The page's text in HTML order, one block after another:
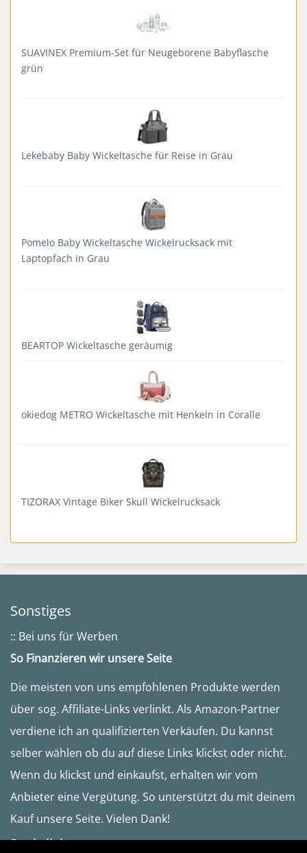
SUAVINEX Premium-Set für Neugeborene Babyflasche
grün
Lekebaby Baby Wickeltasche für Reise in Grau
Pomelo Baby Wickeltasche Wickelrucksack mit
Laptopfach in Grau
BEARTOP Wickeltasche geräumig
okiedog METRO Wickeltasche mit Henkeln in Coralle
TIZORAX Vintage Biker Skull Wickelrucksack
Sonstiges
:: Bei uns für Werben
So Finanzieren wir unsere Seite
Die meisten von uns empfohlenen Produkte werden
über sog. Affiliate-Links verlinkt. Als Amazon-Partner
verdiene ich an qualifizierten Verkäufen. Du kannst
selber wählen ob du auf diese Links klickst oder nicht.
Wenn du klickst und einkaufst, erhalten wir vom
Anbieter eine Vergütung. So unterstützt du mit deinem
Kauf unsere Seite. Vielen Dank!
Rechtliches